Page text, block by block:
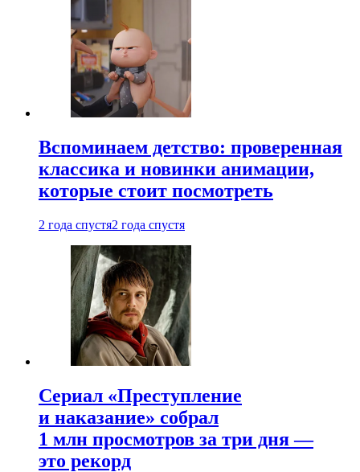
Вспоминаем детство: проверенная
классика и новинки анимации,
которые стоит посмотреть
2 года спустя2 года спустя
Сериал «Преступление
и наказание» собрал
1 млн просмотров за три дня —
это рекорд